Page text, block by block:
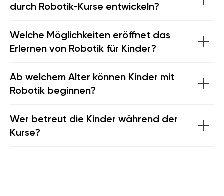
durch Robotik-Kurse entwickeln?
Welche Möglichkeiten eröffnet das
Erlernen von Robotik für Kinder?
Ab welchem Alter können Kinder mit
Robotik beginnen?
Wer betreut die Kinder während der
Kurse?